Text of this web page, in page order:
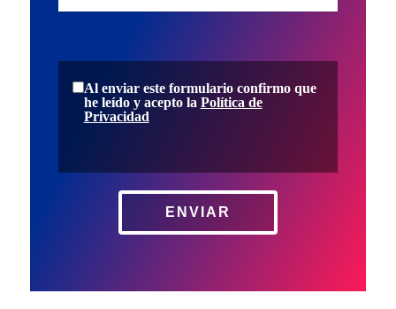
Al enviar este formulario confirmo que
he leído y acepto la Política de
Privacidad
ENVIAR